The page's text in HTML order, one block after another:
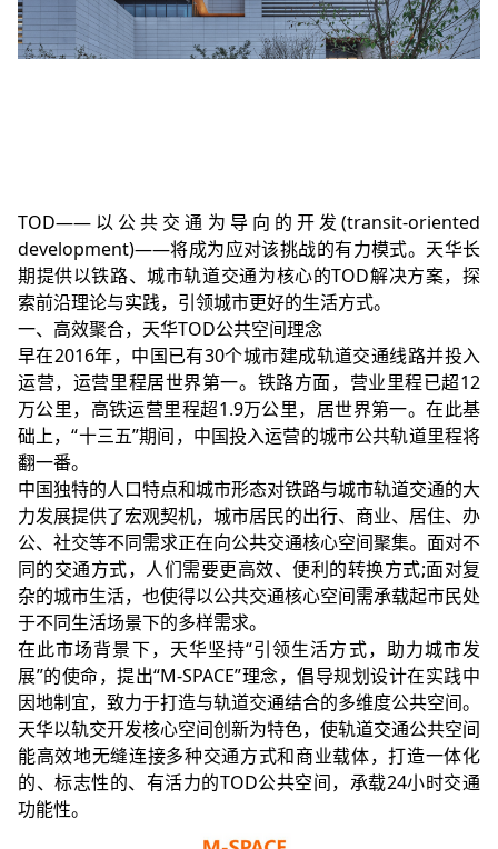
TOD——以公共交通为导向的开发(transit-oriented
development)——将成为应对该挑战的有力模式。 天华长
期提供以铁路、城市轨道交通为核心的TOD解决方案，探
索前沿理论与实践，引领城市更好的生活方式。
一、高效聚合，天华TOD公共空间理念
早在2016年，中国已有30个城市建成轨道交通线路并投入
运营，运营里程居世界第一。铁路方面，营业里程已超12
万公里，高铁运营里程超1.9万公里，居世界第一。在此基
础上，“十三五”期间，中国投入运营的城市公共轨道里程将
翻一番。
中国独特的人口特点和城市形态对铁路与城市轨道交通的大
力发展提供了宏观契机，城市居民的出行、商业、居住、办
公、社交等不同需求正在向公共交通核心空间聚集。面对不
同的交通方式，人们需要更高效、便利的转换方式;面对复
杂的城市生活，也使得以公共交通核心空间需承载起市民处
于不同生活场景下的多样需求。
在此市场背景下，天华坚持“引领生活方式，助力城市发
展”的使命，提出“M-SPACE”理念，倡导规划设计在实践中
因地制宜，致力于打造与轨道交通结合的多维度公共空间。
天华以轨交开发核心空间创新为特色，使轨道交通公共空间
能高效地无缝连接多种交通方式和商业载体，打造一体化
的、标志性的、有活力的TOD公共空间，承载24小时交通
功能性。